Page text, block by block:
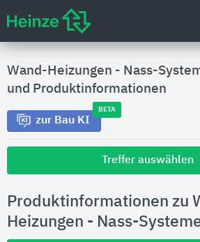
Wand-Heizungen - Nass-
und Produktinformationen
zur Bau KI
BETA
Treffer auswählen
Hersteller
Produktinformationen zu
Heizungen - Nass-